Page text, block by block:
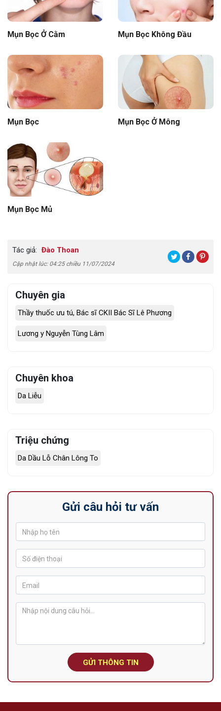
Mụn Bọc Ở Cằm Mụn Bọc Không Đầu
Mụn Bọc Mụn Bọc Ở Mông
Mụn Bọc Mủ
Tác giả: Đào Thoan
Cập nhật lúc: 04:25 chiều 11/07/2024
Chuyên gia
Thầy thuốc ưu tú, Bác sĩ CKII Bác Sĩ Lê Phương
Lương y Nguyễn Tùng Lâm
Chuyên khoa
Da Liễu
Triệu chứng
Da Dầu Lỗ Chân Lông To
Gửi câu hỏi tư vấn
GỬI THÔNG TIN